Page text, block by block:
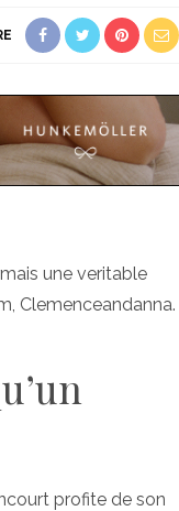
une veritable
Clemenceandanna.
profite de son